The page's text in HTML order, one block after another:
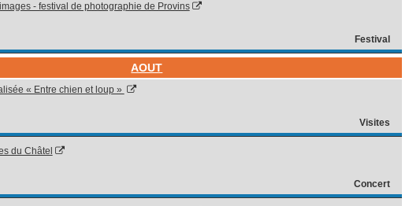
- festival de photographie de Provins
Festival
AOUT
« Entre chien et loup »
Visites
du Châtel
Concert